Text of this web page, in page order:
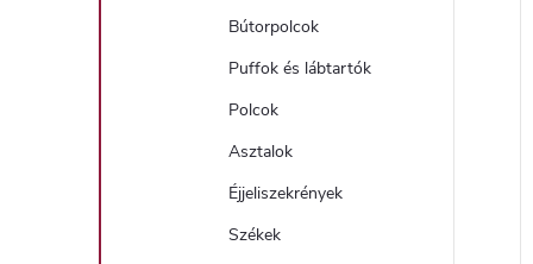
Bútorpolcok
Puffok és lábtartók
Polcok
Asztalok
Éjjeliszekrények
Székek